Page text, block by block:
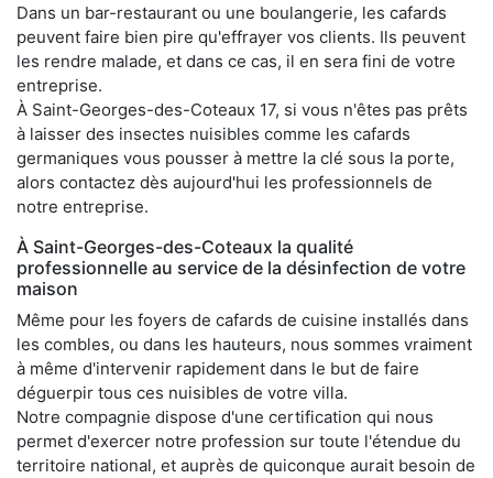
Dans un bar-restaurant ou une boulangerie, les cafards
peuvent faire bien pire qu'effrayer vos clients. Ils peuvent
les rendre malade, et dans ce cas, il en sera fini de votre
entreprise.
À Saint-Georges-des-Coteaux 17, si vous n'êtes pas prêts
à laisser des insectes nuisibles comme les cafards
germaniques vous pousser à mettre la clé sous la porte,
alors contactez dès aujourd'hui les professionnels de
notre entreprise.
À Saint-Georges-des-Coteaux la qualité
professionnelle au service de la désinfection de votre
maison
Même pour les foyers de cafards de cuisine installés dans
les combles, ou dans les hauteurs, nous sommes vraiment
à même d'intervenir rapidement dans le but de faire
déguerpir tous ces nuisibles de votre villa.
Notre compagnie dispose d'une certification qui nous
permet d'exercer notre profession sur toute l'étendue du
territoire national, et auprès de quiconque aurait besoin de